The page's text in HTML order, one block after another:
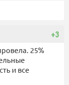
+3
25%
и все